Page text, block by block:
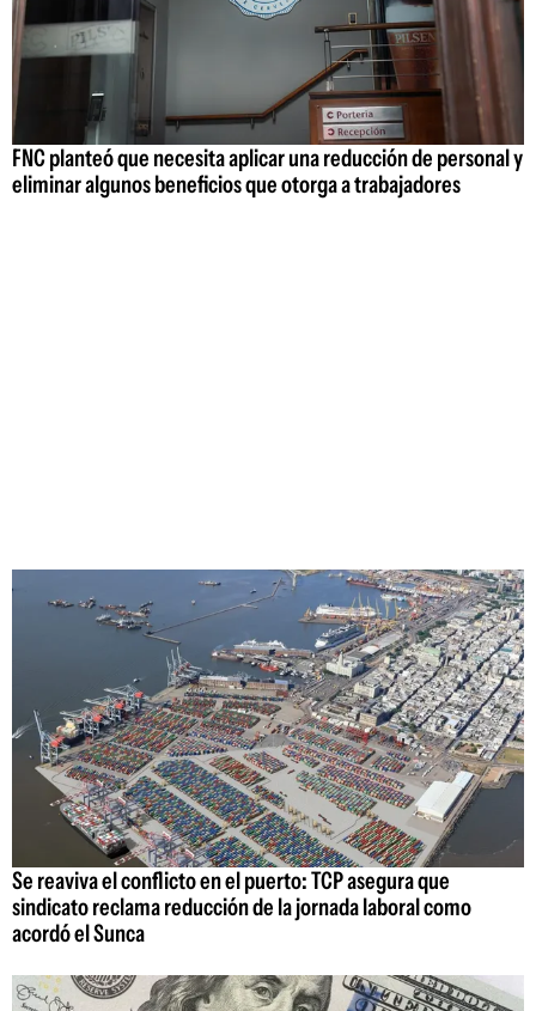
FNC planteó que necesita aplicar una reducción de personal y
eliminar algunos beneficios que otorga a trabajadores
Se reaviva el conflicto en el puerto: TCP asegura que
sindicato reclama reducción de la jornada laboral como
acordó el Sunca